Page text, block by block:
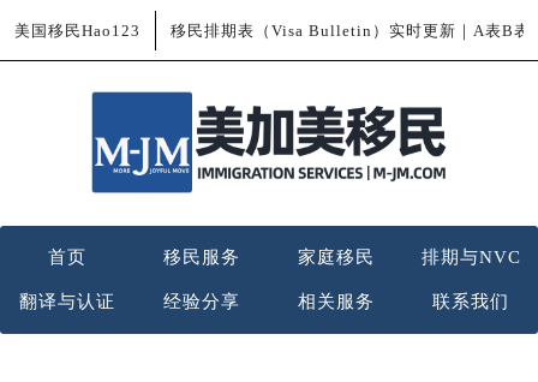
美国移民Hao123 移民排期表（Visa Bulletin）实时更新｜A表B表
首页 移民服务 家庭移民 排期与NVC
翻译与认证 经验分享 相关服务 联系我们